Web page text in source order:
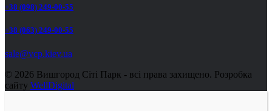
+38 (098) 249-00-55
+38 (063) 249-00-55
sale@vcp.kiev.ua
© 2026 Вишгород Сіті Парк - всі права захищено. Розробка
сайту WellDigital